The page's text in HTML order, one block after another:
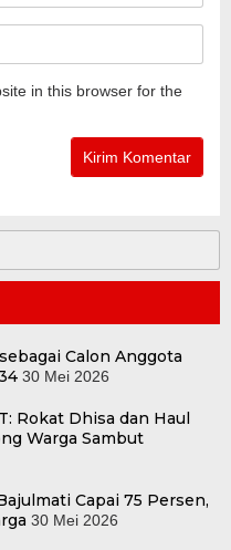
in this browser for the
Calon Anggota
30 Mei 2026
Rokat Dhisa dan Haul
Warga Sambut
Capai 75 Persen,
30 Mei 2026